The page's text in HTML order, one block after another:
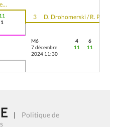
11
1
3 D. Drohomerski / R. Pentland
M6
7 décembre
2024 11:30
4
11
6
11
| Politique de